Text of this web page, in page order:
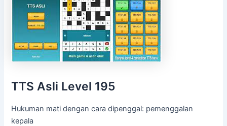
TTS Asli Level 195
Hukuman mati dengan cara dipenggal: pemenggalan
kepala